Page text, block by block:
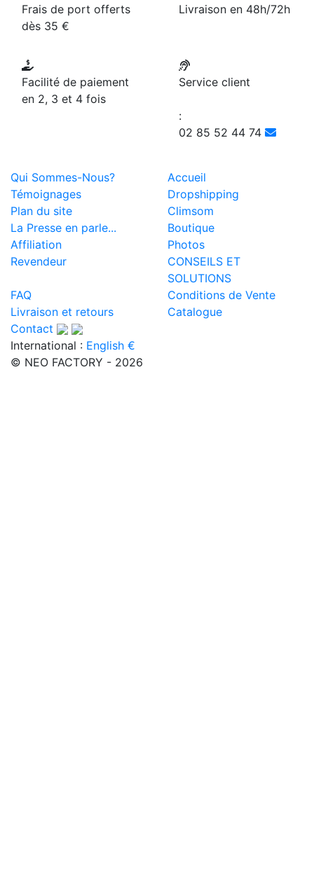
Frais de port offerts
dès 35 €
Livraison en 48h/72h
Facilité de paiement
en 2, 3 et 4 fois
Service client
:
02 85 52 44 74
Qui Sommes-Nous?
Accueil
Témoignages
Dropshipping
Plan du site
Climsom
La Presse en parle...
Boutique
Affiliation
Photos
Revendeur
CONSEILS ET
SOLUTIONS
FAQ
Conditions de Vente
Livraison et retours
Catalogue
Contact
International : English €
© NEO FACTORY - 2026